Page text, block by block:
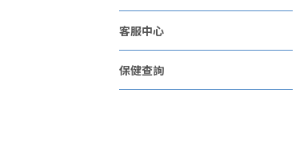
客服中心
保健查詢